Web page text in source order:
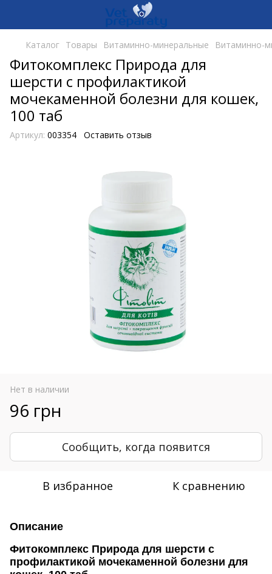
Каталог Товары Витаминно-минеральные Витаминно-
Фитокомплекс Природа для
шерсти с профилактикой
мочекаменной болезни для кошек,
100 таб
Артикул: 003354 Оставить отзыв
Нет в наличии
96 грн
Сообщить, когда появится
В избранное К сравнению
Описание
Фитокомплекс Природа для шерсти с
профилактикой мочекаменной болезни для